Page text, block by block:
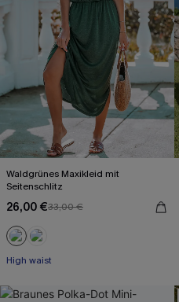
Waldgrünes Maxikleid mit
Seitenschlitz
26,00 €33,00 €
High waist